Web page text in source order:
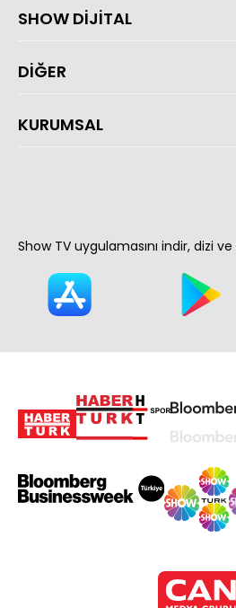
SHOW DİJİTAL
DİĞER
KURUMSAL
Show TV uygulamasını indir, dizi